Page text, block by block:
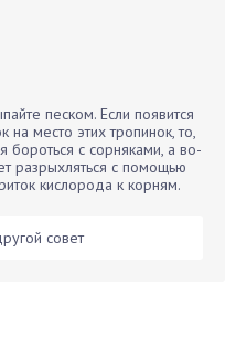
песком. Если появится
место этих тропинок, то,
с сорняками, а во-
разрыхляться с помощью
кислорода к корням.
совет